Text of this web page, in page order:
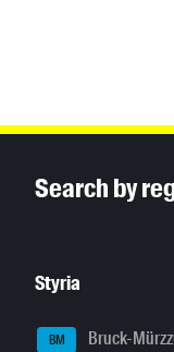
Search by
Styria
BM Bruck-